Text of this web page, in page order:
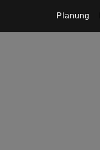
Planung